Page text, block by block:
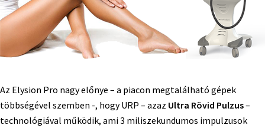
Az Elysion Pro nagy előnye – a piacon megtalálható gépek
többségével szemben -, hogy URP – azaz Ultra Rövid Pulzus–
technológiával működik, ami 3 miliszekundumos impulzusok